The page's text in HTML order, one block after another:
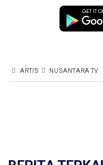
ARTIS NUSANTARA TV